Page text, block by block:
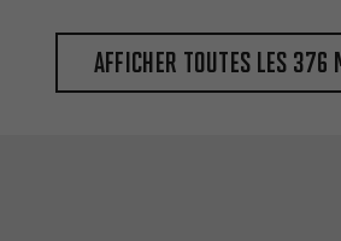
Afficher toutes les 376